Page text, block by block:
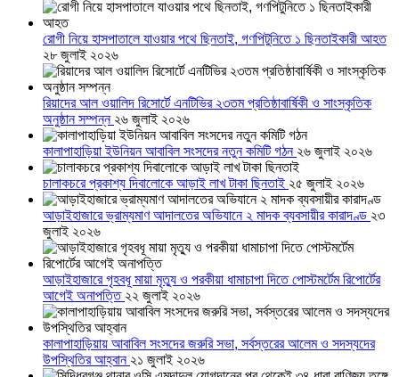
রোগী নিয়ে হাসপাতালে যাওয়ার পথে ছিনতাই, গণপিটুনিতে ১ ছিনতাইকারী আহত
২৮ জুলাই ২০২৬
রিয়াদের আল ওয়ালিদ রিসোর্টে এনটিভির ২৩তম প্রতিষ্ঠাবার্ষিকী ও সাংস্কৃতিক
অনুষ্ঠান সম্পন্ন ২৬ জুলাই ২০২৬
কালাপাহাড়িয়া ইউনিয়ন আবাবিল সংসদের নতুন কমিটি গঠন ২৬ জুলাই ২০২৬
চালাকচরে প্রকাশ্য দিবালোকে আড়াই লাখ টাকা ছিনতাই ২৫ জুলাই ২০২৬
আড়াইহাজারে ভ্রাম্যমাণ আদালতের অভিযানে ২ মাদক ব্যবসায়ীর কারাদণ্ড ২৩
জুলাই ২০২৬
আড়াইহাজারে গৃহবধূ মায়া মৃত্যু ও পরকীয়া ধামাচাপা দিতে পোস্টমর্টেম রিপোর্টের
আগেই অনাপত্তি ২২ জুলাই ২০২৬
কালাপাহাড়িয়ায় আবাবিল সংসদের জরুরি সভা, সর্বস্তরের আলেম ও সদস্যদের
উপস্থিতির আহ্বান ২১ জুলাই ২০২৬